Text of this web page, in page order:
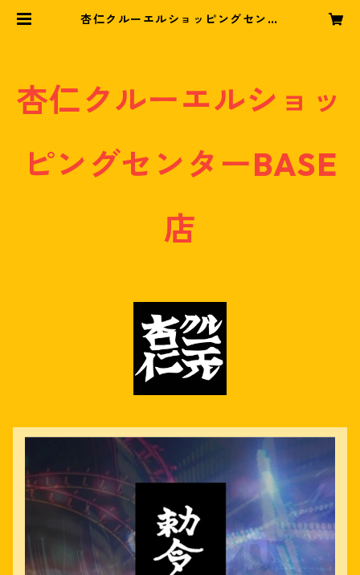
杏仁クルーエルショッピングセンタ
杏仁クルーエルショッ
ピングセンターBASE
店